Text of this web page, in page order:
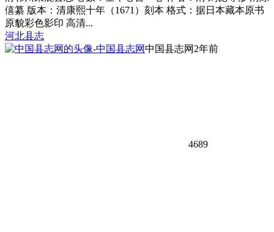
僖纂 版本：清康熙十年（1671）刻本 格式：据日本藏本原书
原貌彩色影印 高清...
河北县志
中国县志网 2年前
4689